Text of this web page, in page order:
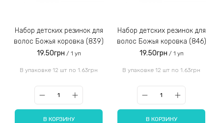
Набор детских резинок для
волос Божья коровка (839)
19.50грн / 1 уп
В упаковке 12 шт по 1.63грн
В КОРЗИНУ
Набор детских резинок для
волос Божья коровка (846)
19.50грн / 1 уп
В упаковке 12 шт по 1.63грн
В КОРЗИНУ